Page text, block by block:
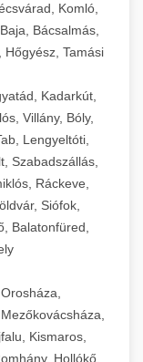
Komló,
Bácsalmás,
Hőgyész, Tamási
Kadarkút,
Villány, Bóly,
Lengyeltóti,
Szabadszállás,
Ráckeve,
Siófok,
Balatonfüred,
Kismaros,
Hollókő,